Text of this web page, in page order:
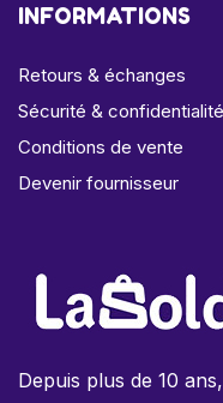
INFORMATIONS
Retours & échanges
Sécurité & confidentialité
Conditions de vente
Devenir fournisseur
Depuis plus de 10